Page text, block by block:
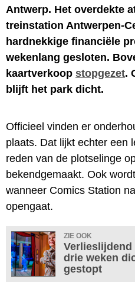
Antwerp. Het overdekte
treinstation Antwerpen-
hardnekkige financiële
wekenlang gesloten.
kaartverkoop stopgezet.
blijft het park dicht.
Officieel vinden er
plaats. Dat lijkt echter een
reden van de plotselinge
bekendgemaakt. Ook
wanneer Comics Station
opengaat.
ZIE OOK
drie weken
gestopt